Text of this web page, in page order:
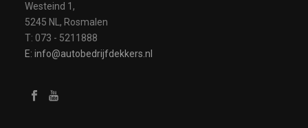
Westeind 1,
5245 NL, Rosmalen
T: 073 - 5211888
E: info@autobedrijfdekkers.nl